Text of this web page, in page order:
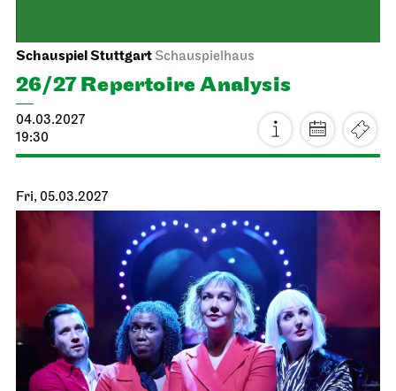
Staatsoper StuttgartOpernhaus
The Three Investigators and the
Hall of Mirrors
18:00